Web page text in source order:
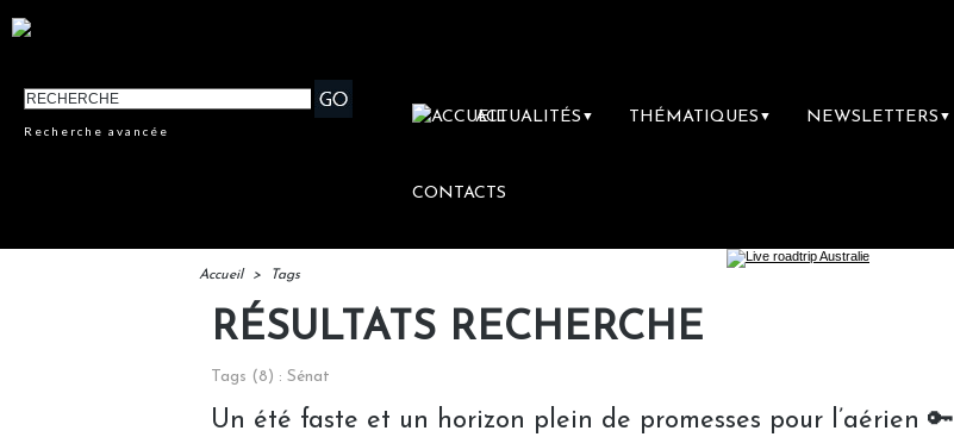
Recherche avancée
ACTUALITÉS ▼ THÉMATIQUES ▼ NEWSLETTERS ▼
CONTACTS
Accueil > Tags
RÉSULTATS RECHERCHE
Tags (8) : Sénat
Un été faste et un horizon plein de promesses pour l’aérien 🔑